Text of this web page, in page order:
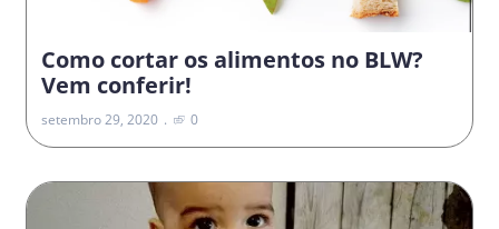
Como cortar os alimentos no BLW?
Vem conferir!
setembro 29, 2020 0